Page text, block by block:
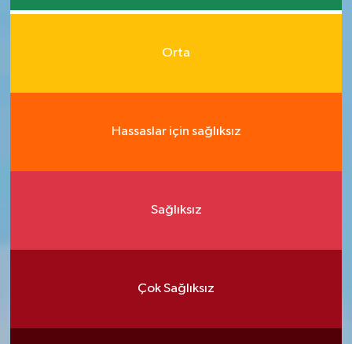
Orta
Hassaslar için sağlıksız
Sağlıksız
Çok Sağlıksız